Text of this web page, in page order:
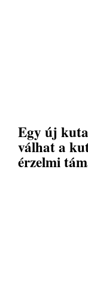
Egy új
válhat a
érzelmi